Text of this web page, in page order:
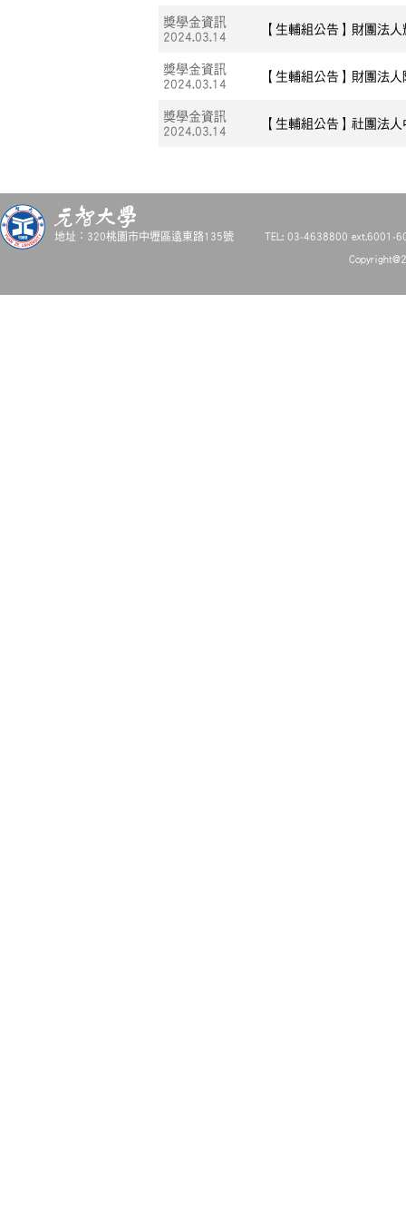
獎學金資訊
2024.03.14
【生輔組公告】財團法
獎學金資訊
2024.03.14
【生輔組公告】財團法
獎學金資訊
2024.03.14
【生輔組公告】社團法
地址：320桃園市中壢區遠東路135號 TEL: 03-4638800 ext.6001-